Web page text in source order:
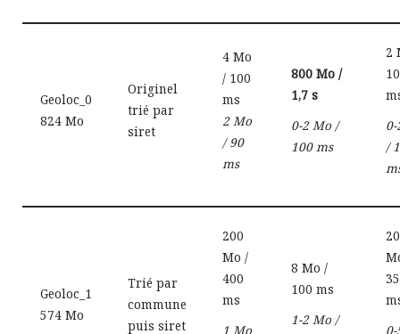
Geoloc_0
824 Mo
Originel
trié par
siret
4 Mo
/ 100
ms
2 Mo
/ 90
ms
800 Mo /
1,7 s
0-2 Mo /
100 ms
2
/
Geoloc_1
574 Mo
Trié par
commune
puis siret
200
Mo /
400
ms
1 Mo
8 Mo /
100 ms
1-2 Mo /